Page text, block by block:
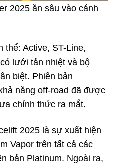
2025 ăn sâu vào cánh
thể: Active, ST-Line,
lưới tản nhiệt và bộ
biệt. Phiên bản
năng off-road đã được
chính thức ra mắt.
2025 là sự xuất hiện
Vapor trên tất cả các
bản Platinum. Ngoài ra,